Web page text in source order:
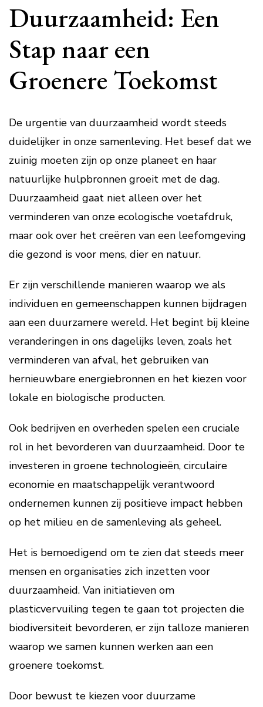
Duurzaamheid: Een
Stap naar een
Groenere Toekomst
De urgentie van duurzaamheid wordt steeds
duidelijker in onze samenleving. Het besef dat we
zuinig moeten zijn op onze planeet en haar
natuurlijke hulpbronnen groeit met de dag.
Duurzaamheid gaat niet alleen over het
verminderen van onze ecologische voetafdruk,
maar ook over het creëren van een leefomgeving
die gezond is voor mens, dier en natuur.
Er zijn verschillende manieren waarop we als
individuen en gemeenschappen kunnen bijdragen
aan een duurzamere wereld. Het begint bij kleine
veranderingen in ons dagelijks leven, zoals het
verminderen van afval, het gebruiken van
hernieuwbare energiebronnen en het kiezen voor
lokale en biologische producten.
Ook bedrijven en overheden spelen een cruciale
rol in het bevorderen van duurzaamheid. Door te
investeren in groene technologieën, circulaire
economie en maatschappelijk verantwoord
ondernemen kunnen zij positieve impact hebben
op het milieu en de samenleving als geheel.
Het is bemoedigend om te zien dat steeds meer
mensen en organisaties zich inzetten voor
duurzaamheid. Van initiatieven om
plasticvervuiling tegen te gaan tot projecten die
biodiversiteit bevorderen, er zijn talloze manieren
waarop we samen kunnen werken aan een
groenere toekomst.
Door bewust te kiezen voor duurzame